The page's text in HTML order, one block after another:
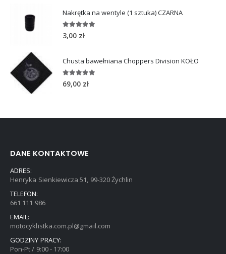
Nakrętka na wentyle (1 sztuka) CZARNA
5.00 out of 5
3,00 zł
Chusta bawełniana Choppers Division KOŁO
5.00out of 5
69,00 zł
DANE KONTAKTOWE
ADRES:
Henryka Sienkiewicza 51, 99-320 Żychlin
TELEFON:
661 111 986
EMAIL:
motocyklistka.com.pl@gmail.com
GODZINY PRACY:
Pon-Pt / 9:00 - 17:00